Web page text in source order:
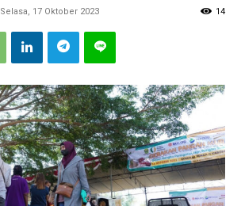
Selasa, 17 Oktober 2023 14